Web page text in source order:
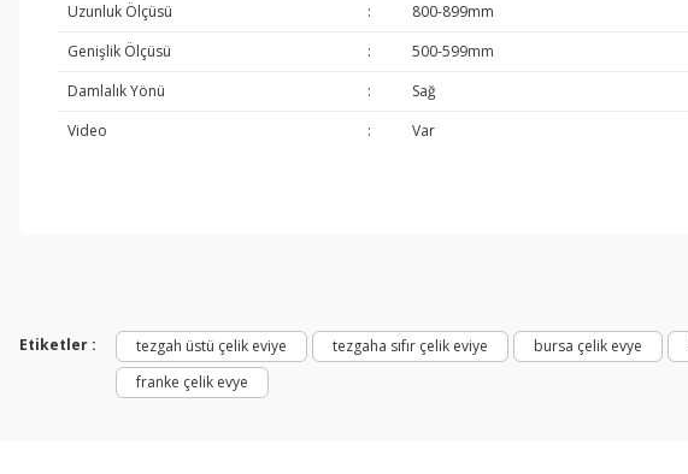
Uzunluk Ölçüsü
:
800-899mm
Genişlik Ölçüsü
:
500-599mm
Damlalık Yönü
:
Sağ
Video
: Var
Etiketler : tezgah üstü çelik eviye tezgaha sıfır çelik eviye bursa çelik evye
franke çelik evye